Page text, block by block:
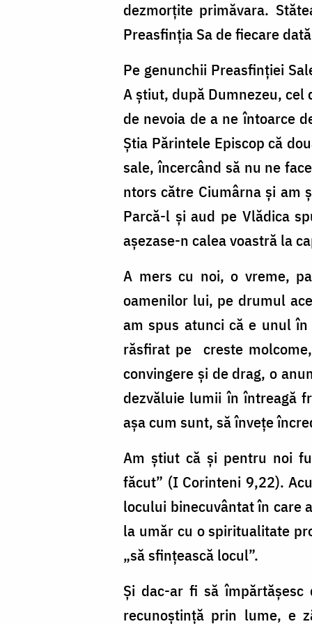
dezmorțite primăvara.
Preasfinția Sa de fiecare
Pe genunchii Preasfinției
A știut, după Dumnezeu,
de nevoia de a ne întoarce
Știa Părintele Episcop că
sale, încercând să nu ne
ntors către Ciumârna și am
Parcă-l și aud pe Vlădica
așezase-n calea voastră la
A mers cu noi, o vreme,
oamenilor lui, pe drumul
am spus atunci că e unul
răsfirat pe creste
convingere şi de drag, o
dezvăluie lumii în întreagă
aşa cum sunt, să înveţe
Am ştiut că și pentru noi
făcut” (I Corinteni 9,22).
locului binecuvântat în care
la umăr cu o spiritualitate
„să sfinţească locul”.
Și dac-ar fi să
recunoștință prin lume, e